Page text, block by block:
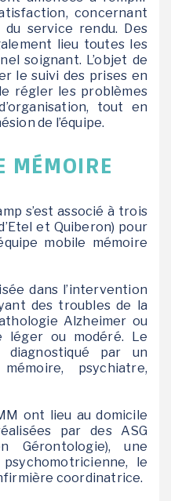
concernant
du service rendu. Des
lieu toutes les
soignant. L’objet de
le suivi des prises en
régler les problèmes
tout en
de l’équipe.
MÉMOIRE
s’est associé à trois
et Quiberon) pour
mobile mémoire
dans l’intervention
des troubles de la
Alzheimer ou
léger ou modéré. Le
par un
psychiatre,
ont lieu au domicile
par des ASG
Gérontologie), une
le
coordinatrice.